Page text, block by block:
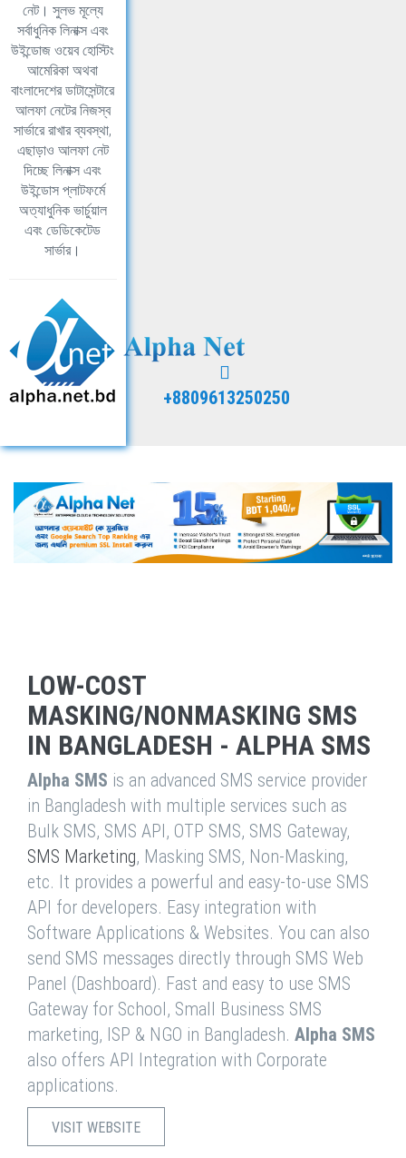
নেট। সুলভ মূল্যে
সর্বাধুনিক লিনাক্স এবং
উইন্ডোজ ওয়েব হোস্টিং
আমেরিকা অথবা
বাংলাদেশের ডাটাসেন্টারে
আলফা নেটের নিজস্ব
সার্ভারে রাখার ব্যবস্থা,
এছাড়াও আলফা নেট
দিচ্ছে লিনাক্স এবং
উইন্ডোস প্লাটফর্মে
অত্যাধুনিক ভার্চুয়াল
এবং ডেডিকেটেড
সার্ভার।
+8809613250250
LOW-COST
MASKING/NONMASKING SMS
IN BANGLADESH - ALPHA SMS
Alpha SMS is an advanced SMS service provider
in Bangladesh with multiple services such as
Bulk SMS, SMS API, OTP SMS, SMS Gateway,
SMS Marketing, Masking SMS, Non-Masking,
etc. It provides a powerful and easy-to-use SMS
API for developers. Easy integration with
Software Applications & Websites. You can also
send SMS messages directly through SMS Web
Panel (Dashboard). Fast and easy to use SMS
Gateway for School, Small Business SMS
marketing, ISP & NGO in Bangladesh. Alpha SMS
also offers API Integration with Corporate
applications.
VISIT WEBSITE